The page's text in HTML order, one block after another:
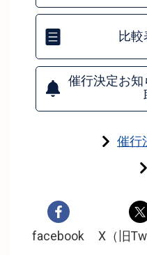
比
催行決定お
催行
facebook X（旧